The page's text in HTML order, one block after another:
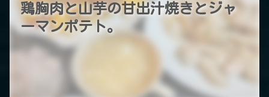
鶏胸肉と山芋の甘出汁焼きとジャ
ーマンポテト。